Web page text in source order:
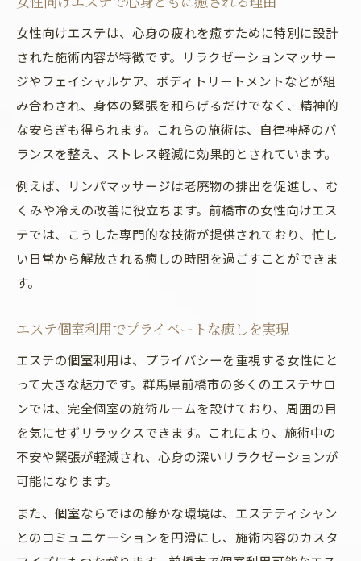
女性向けエステは、心身の疲れを癒すために特別に設計
された施術内容が特徴です。リラクゼーションマッサー
ジやフェイシャルケア、ボディトリートメントなどが組
み合わされ、身体の緊張を和らげるだけでなく、精神的
な安らぎも得られます。これらの施術は、自律神経のバ
ランスを整え、ストレス軽減に効果的とされています。
例えば、リンパマッサージは老廃物の排出を促進し、む
くみや冷えの改善に役立ちます。前橋市の女性向けエス
テでは、こうした専門的な技術が提供されており、忙し
い日常から解放される癒しの時間を過ごすことができま
す。
エステ個室利用でプライベートな癒しを実現
エステの個室利用は、プライバシーを重視する女性にと
って大きな魅力です。群馬県前橋市の多くのエステサロ
ンでは、完全個室の施術ルームを設けており、周囲の目
を気にせずリラックスできます。これにより、施術中の
不安や緊張が軽減され、心身の深いリラクゼーションが
可能になります。
また、個室ならではの静かな環境は、エステティシャン
とのコミュニケーションを円滑にし、施術内容のカスタ